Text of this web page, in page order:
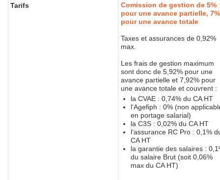
Tarifs
Comission de gestion de 5%
pour une avance partielle, 7%
pour une avance totale
Taxes et assurances de 0,92%
max.
Les frais de gestion maximum
sont donc de 5,92% pour une
avance partielle et 7,92% pour
une avance totale et couvrent :
la CVAE : 0,74% du CA HT
l'Agefiph : 0% (non
en portage salarial)
la C3S : 0,02% du CA HT
l'assurance RC Pro : 0,1%
CA HT
la garantie des salaires :
du salaire Brut (soit 0,06%
max du CA HT)